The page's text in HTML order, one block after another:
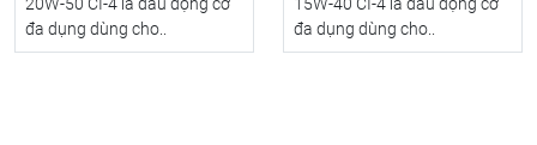
đa dụng dùng cho..
đa dụng dùng cho..